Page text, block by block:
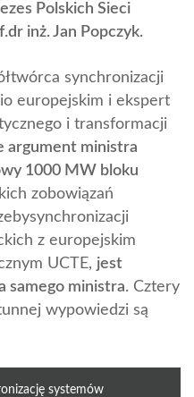
Polskich Sieci
inż. Jan Popczyk.
synchronizacji
europejskim i ekspert
i transformacji
argument ministra
1000 MW bloku
zobowiązań
z europejskim
UCTE, jest
samego ministra. Cztery
wypowiedzi są
systemów